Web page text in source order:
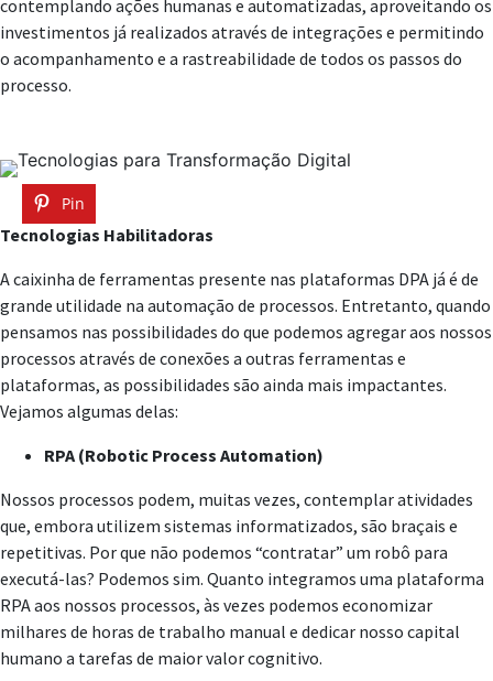
contemplando ações humanas e automatizadas, aproveitando os
investimentos já realizados através de integrações e permitindo
o acompanhamento e a rastreabilidade de todos os passos do
processo.
Pin
Tecnologias Habilitadoras
A caixinha de ferramentas presente nas plataformas DPA já é de
grande utilidade na automação de processos. Entretanto, quando
pensamos nas possibilidades do que podemos agregar aos nossos
processos através de conexões a outras ferramentas e
plataformas, as possibilidades são ainda mais impactantes.
Vejamos algumas delas:
RPA (Robotic Process Automation)
Nossos processos podem, muitas vezes, contemplar atividades
que, embora utilizem sistemas informatizados, são braçais e
repetitivas. Por que não podemos “contratar” um robô para
executá-las? Podemos sim. Quanto integramos uma plataforma
RPA aos nossos processos, às vezes podemos economizar
milhares de horas de trabalho manual e dedicar nosso capital
humano a tarefas de maior valor cognitivo.